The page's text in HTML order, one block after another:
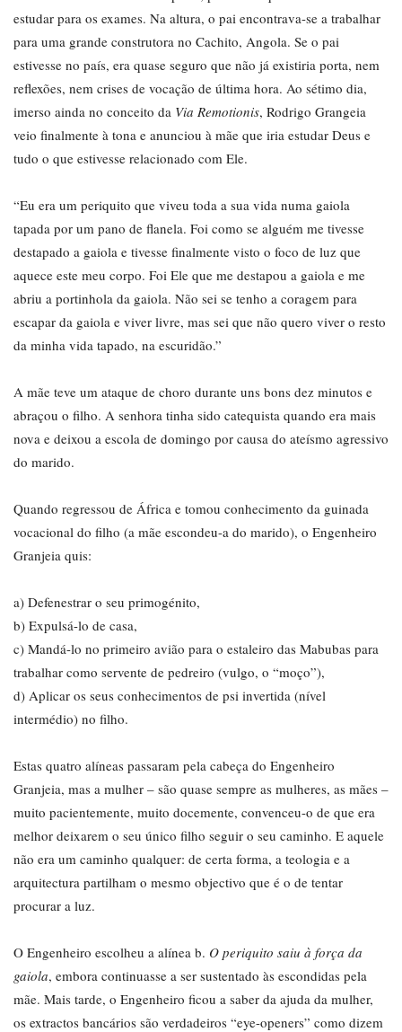
estudar para os exames. Na altura, o pai encontrava-se a trabalhar
para uma grande construtora no Cachito, Angola. Se o pai
estivesse no país, era quase seguro que não já existiria porta, nem
reflexões, nem crises de vocação de última hora. Ao sétimo dia,
imerso ainda no conceito da Via Remotionis, Rodrigo Grangeia
veio finalmente à tona e anunciou à mãe que iria estudar Deus e
tudo o que estivesse relacionado com Ele.
“Eu era um periquito que viveu toda a sua vida numa gaiola
tapada por um pano de flanela. Foi como se alguém me tivesse
destapado a gaiola e tivesse finalmente visto o foco de luz que
aquece este meu corpo. Foi Ele que me destapou a gaiola e me
abriu a portinhola da gaiola. Não sei se tenho a coragem para
escapar da gaiola e viver livre, mas sei que não quero viver o resto
da minha vida tapado, na escuridão.”
A mãe teve um ataque de choro durante uns bons dez minutos e
abraçou o filho. A senhora tinha sido catequista quando era mais
nova e deixou a escola de domingo por causa do ateísmo agressivo
do marido.
Quando regressou de África e tomou conhecimento da guinada
vocacional do filho (a mãe escondeu-a do marido), o Engenheiro
Granjeia quis:
a) Defenestrar o seu primogénito,
b) Expulsá-lo de casa,
c) Mandá-lo no primeiro avião para o estaleiro das Mabubas para
trabalhar como servente de pedreiro (vulgo, o “moço”),
d) Aplicar os seus conhecimentos de psi invertida (nível
intermédio) no filho.
Estas quatro alíneas passaram pela cabeça do Engenheiro
Granjeia, mas a mulher – são quase sempre as mulheres, as mães –
muito pacientemente, muito docemente, convenceu-o de que era
melhor deixarem o seu único filho seguir o seu caminho. E aquele
não era um caminho qualquer: de certa forma, a teologia e a
arquitectura partilham o mesmo objectivo que é o de tentar
procurar a luz.
O Engenheiro escolheu a alínea b. O periquito saiu à força da
gaiola, embora continuasse a ser sustentado às escondidas pela
mãe. Mais tarde, o Engenheiro ficou a saber da ajuda da mulher,
os extractos bancários são verdadeiros “eye-openers” como dizem